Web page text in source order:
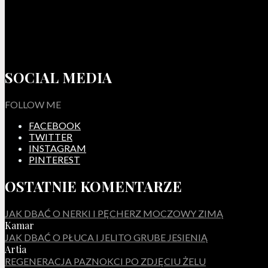
SOCIAL MEDIA
FOLLOW ME
FACEBOOK
TWITTER
INSTAGRAM
PINTEREST
OSTATNIE KOMENTARZE
JAK DBAĆ O NERKI I PĘCHERZ MOCZOWY ZIMĄ
Kamar
JAK DBAĆ O PŁUCA I JELITO GRUBE JESIENIĄ
Artia
REGENERACJA PAZNOKCI PO ZDJĘCIU ŻELU